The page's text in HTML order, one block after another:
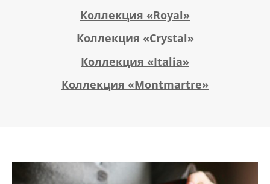
Коллекция «Royal»
Коллекция «Crystal»
Коллекция «Italia»
Коллекция «Montmartre»